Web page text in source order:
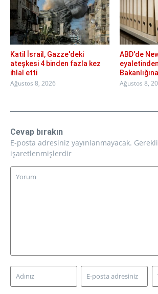
Katil İsrail, Gazze'deki
ateşkesi 4 binden fazla kez
ihlal etti
Ağustos 8, 2026
ABD'de
Ağustos 8,
Cevap bırakın
E-posta adresiniz yayınlanmayacak.
işaretlenmişlerdir